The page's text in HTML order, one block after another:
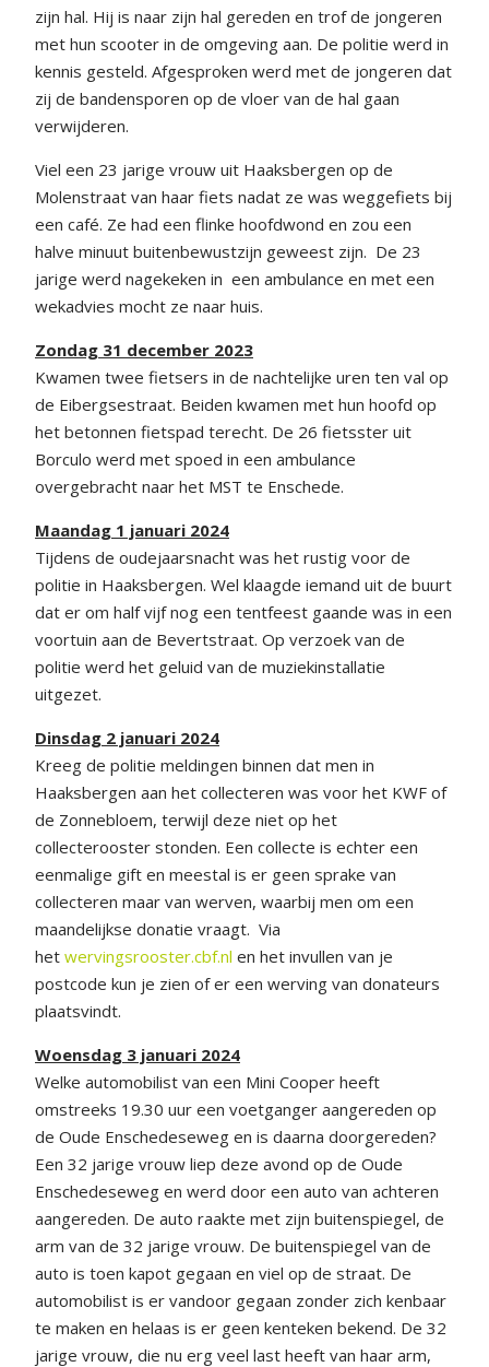
zijn hal. Hij is naar zijn hal gereden en trof de jongeren
met hun scooter in de omgeving aan. De politie werd in
kennis gesteld. Afgesproken werd met de jongeren dat
zij de bandensporen op de vloer van de hal gaan
verwijderen.
Viel een 23 jarige vrouw uit Haaksbergen op de
Molenstraat van haar fiets nadat ze was weggefiets bij
een café. Ze had een flinke hoofdwond en zou een
halve minuut buitenbewustzijn geweest zijn. De 23
jarige werd nagekeken in een ambulance en met een
wekadvies mocht ze naar huis.
Zondag 31 december 2023
Kwamen twee fietsers in de nachtelijke uren ten val op
de Eibergsestraat. Beiden kwamen met hun hoofd op
het betonnen fietspad terecht. De 26 fietsster uit
Borculo werd met spoed in een ambulance
overgebracht naar het MST te Enschede.
Maandag 1 januari 2024
Tijdens de oudejaarsnacht was het rustig voor de
politie in Haaksbergen. Wel klaagde iemand uit de buurt
dat er om half vijf nog een tentfeest gaande was in een
voortuin aan de Bevertstraat. Op verzoek van de
politie werd het geluid van de muziekinstallatie
uitgezet.
Dinsdag 2 januari 2024
Kreeg de politie meldingen binnen dat men in
Haaksbergen aan het collecteren was voor het KWF of
de Zonnebloem, terwijl deze niet op het
collecterooster stonden. Een collecte is echter een
eenmalige gift en meestal is er geen sprake van
collecteren maar van werven, waarbij men om een
maandelijkse donatie vraagt. Via
het wervingsrooster.cbf.nl en het invullen van je
postcode kun je zien of er een werving van donateurs
plaatsvindt.
Woensdag 3 januari 2024
Welke automobilist van een Mini Cooper heeft
omstreeks 19.30 uur een voetganger aangereden op
de Oude Enschedeseweg en is daarna doorgereden?
Een 32 jarige vrouw liep deze avond op de Oude
Enschedeseweg en werd door een auto van achteren
aangereden. De auto raakte met zijn buitenspiegel, de
arm van de 32 jarige vrouw. De buitenspiegel van de
auto is toen kapot gegaan en viel op de straat. De
automobilist is er vandoor gegaan zonder zich kenbaar
te maken en helaas is er geen kenteken bekend. De 32
jarige vrouw, die nu erg veel last heeft van haar arm,